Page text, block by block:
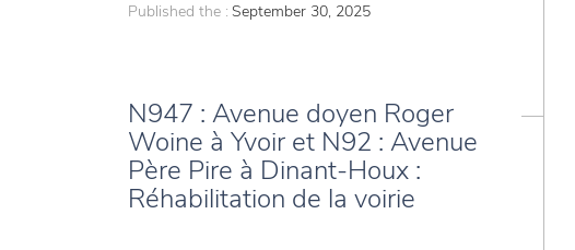
Published the : September 30, 2025
N947 : Avenue doyen Roger
Woine à Yvoir et N92 : Avenue
Père Pire à Dinant-Houx :
Réhabilitation de la voirie